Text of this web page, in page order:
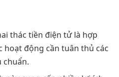
thác tiền điện tử là hợp
hoạt động cần tuân thủ các
chuẩn.